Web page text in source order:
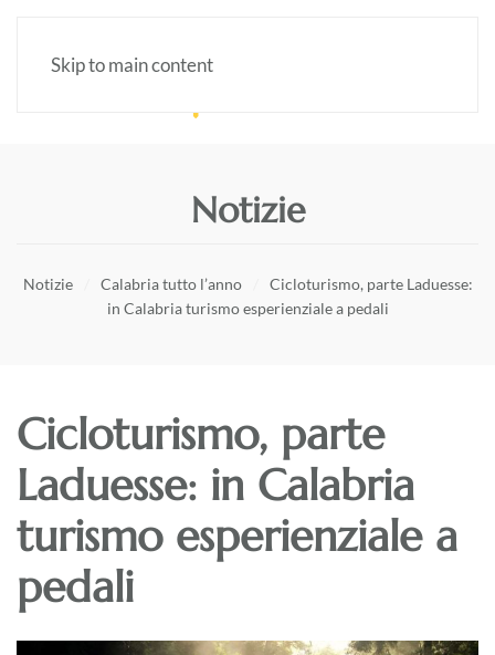
Skip to main content
Notizie
Notizie Calabria tutto l’anno
Cicloturismo, parte Laduesse:
in Calabria turismo esperienziale a pedali
Cicloturismo, parte
Laduesse: in Calabria
turismo esperienziale a
pedali